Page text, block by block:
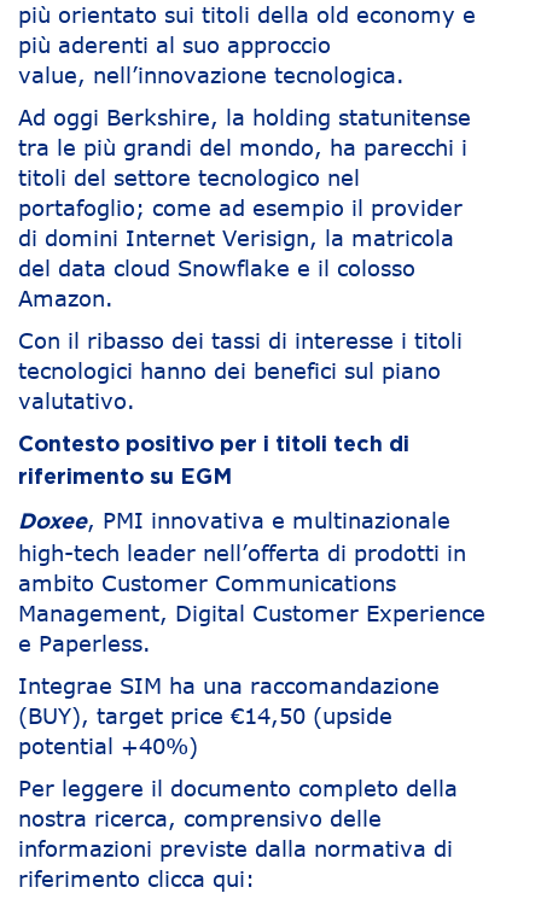
più orientato sui titoli della old economy e
più aderenti al suo approccio
value, nell’innovazione tecnologica.
Ad oggi Berkshire, la holding statunitense
tra le più grandi del mondo, ha parecchi i
titoli del settore tecnologico nel
portafoglio; come ad esempio il provider
di domini Internet Verisign, la matricola
del data cloud Snowflake e il colosso
Amazon.
Con il ribasso dei tassi di interesse i titoli
tecnologici hanno dei benefici sul piano
valutativo.
Contesto positivo per i titoli tech di
riferimento su EGM
Doxee, PMI innovativa e multinazionale
high-tech leader nell’offerta di prodotti in
ambito Customer Communications
Management, Digital Customer Experience
e Paperless.
Integrae SIM ha una raccomandazione
(BUY), target price €14,50 (upside
potential +40%)
Per leggere il documento completo della
nostra ricerca, comprensivo delle
informazioni previste dalla normativa di
riferimento clicca qui: